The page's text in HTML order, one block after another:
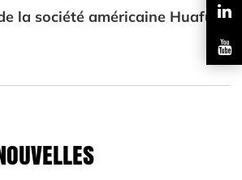
la société américaine Huafu